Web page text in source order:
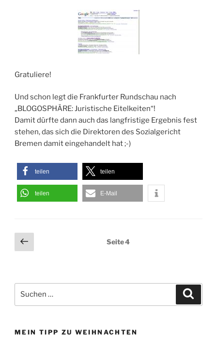
Gratuliere!
Und schon legt die Frankfurter Rundschau nach
„BLOGOSPHÄRE: Juristische Eitelkeiten“!
Damit dürfte dann auch das langfristige Ergebnis fest
stehen, das sich die Direktoren des Sozialgericht
Bremen damit eingehandelt hat ;-)
teilen teilen
teilen E-Mail
Seitennummerierung
der
Vorherige
Seite
Seite4
nach:
MEIN TIPP ZU WEIHNACHTEN